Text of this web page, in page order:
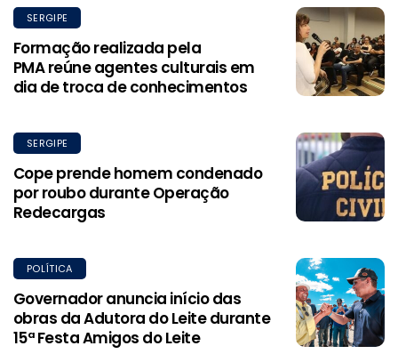
SERGIPE
Formação realizada pela
PMA reúne agentes culturais em
dia de troca de conhecimentos
SERGIPE
Cope prende homem condenado
por roubo durante Operação
Redecargas
POLÍTICA
Governador anuncia início das
obras da Adutora do Leite durante
15ª Festa Amigos do Leite